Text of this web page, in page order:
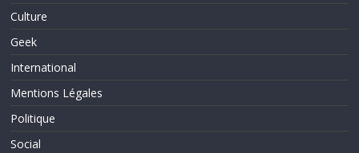
Culture
Geek
International
Mentions Légales
Politique
Social